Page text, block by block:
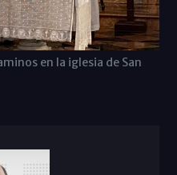
en la iglesia de San